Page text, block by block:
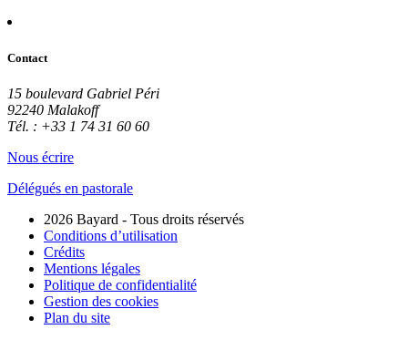
Contact
15 boulevard Gabriel Péri
92240 Malakoff
Tél. : +33 1 74 31 60 60
Nous écrire
Délégués en pastorale
2026 Bayard - Tous droits réservés
Conditions d’utilisation
Crédits
Mentions légales
Politique de confidentialité
Gestion des cookies
Plan du site